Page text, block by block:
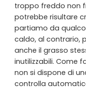
troppo freddo non
potrebbe risultare
partiamo da
caldo, al contrario,
anche il grasso
inutilizzabili. Come
non si dispone di
controlla